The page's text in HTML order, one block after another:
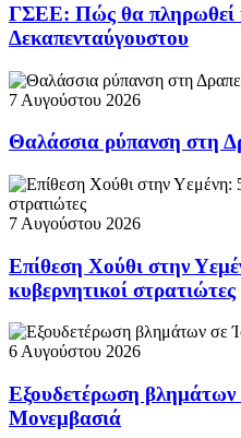
ΓΣΕΕ: Πώς θα πληρωθεί
Δεκαπενταύγουστου
7 Αυγούστου 2026
Θαλάσσια ρύπανση στη
7 Αυγούστου 2026
Επίθεση Χούθι στην
κυβερνητικοί στρατιώτες
6 Αυγούστου 2026
Εξουδετέρωση βλημάτων
Μονεμβασιά